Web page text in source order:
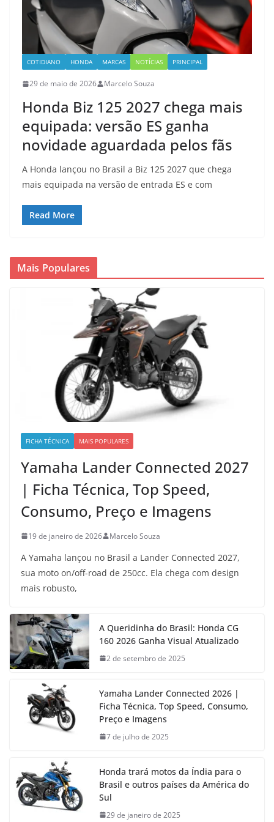
COTIDIANO HONDA MARCAS NOTÍCIAS PRINCIPAL
29 de maio de 2026 Marcelo Souza
Honda Biz 125 2027 chega mais
equipada: versão ES ganha
novidade aguardada pelos fãs
A Honda lançou no Brasil a Biz 125 2027 que chega
mais equipada na versão de entrada ES e com
Read More
Mais Populares
FICHA TÉCNICA MAIS POPULARES
Yamaha Lander Connected 2027
| Ficha Técnica, Top Speed,
Consumo, Preço e Imagens
19 de janeiro de 2026 Marcelo Souza
A Yamaha lançou no Brasil a Lander Connected 2027,
sua moto on/off-road de 250cc. Ela chega com design
mais robusto,
A Queridinha do Brasil: Honda CG
160 2026 Ganha Visual Atualizado
2 de setembro de 2025
Yamaha Lander Connected 2026 |
Ficha Técnica, Top Speed, Consumo,
Preço e Imagens
7 de julho de 2025
Honda trará motos da Índia para o
Brasil e outros países da América do
Sul
29 de janeiro de 2025